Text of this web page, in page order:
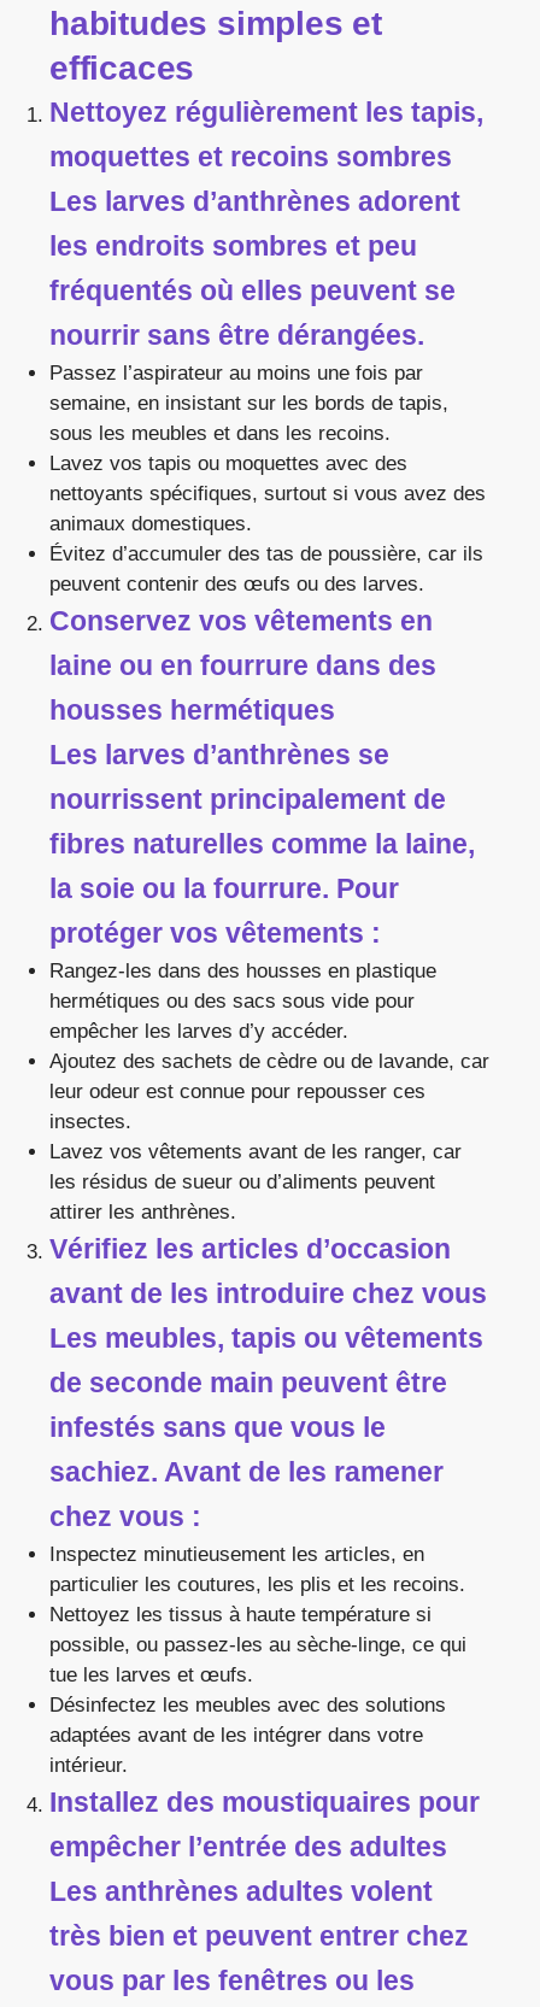
habitudes simples et
efficaces
Nettoyez régulièrement les tapis,
moquettes et recoins sombres
Les larves d’anthrènes adorent
les endroits sombres et peu
fréquentés où elles peuvent se
nourrir sans être dérangées.
Passez l’aspirateur au moins une fois par
semaine, en insistant sur les bords de tapis,
sous les meubles et dans les recoins.
Lavez vos tapis ou moquettes avec des
nettoyants spécifiques, surtout si vous avez des
animaux domestiques.
Évitez d’accumuler des tas de poussière, car ils
peuvent contenir des œufs ou des larves.
Conservez vos vêtements en
laine ou en fourrure dans des
housses hermétiques
Les larves d’anthrènes se
nourrissent principalement de
fibres naturelles comme la laine,
la soie ou la fourrure. Pour
protéger vos vêtements :
Rangez-les dans des housses en plastique
hermétiques ou des sacs sous vide pour
empêcher les larves d’y accéder.
Ajoutez des sachets de cèdre ou de lavande, car
leur odeur est connue pour repousser ces
insectes.
Lavez vos vêtements avant de les ranger, car
les résidus de sueur ou d’aliments peuvent
attirer les anthrènes.
Vérifiez les articles d’occasion
avant de les introduire chez vous
Les meubles, tapis ou vêtements
de seconde main peuvent être
infestés sans que vous le
sachiez. Avant de les ramener
chez vous :
Inspectez minutieusement les articles, en
particulier les coutures, les plis et les recoins.
Nettoyez les tissus à haute température si
possible, ou passez-les au sèche-linge, ce qui
tue les larves et œufs.
Désinfectez les meubles avec des solutions
adaptées avant de les intégrer dans votre
intérieur.
Installez des moustiquaires pour
empêcher l’entrée des adultes
Les anthrènes adultes volent
très bien et peuvent entrer chez
vous par les fenêtres ou les